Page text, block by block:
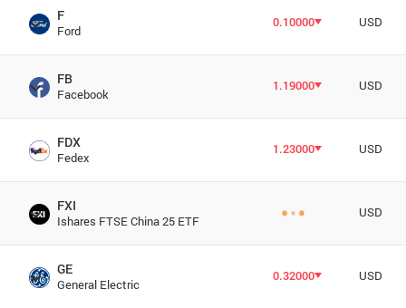
F
Ford
0.10000 USD
FB
Facebook
1.19000 USD
FDX
Fedex
1.23000 USD
FXI
Ishares FTSE China 25 ETF
USD
GE
General Electric
0.32000 USD